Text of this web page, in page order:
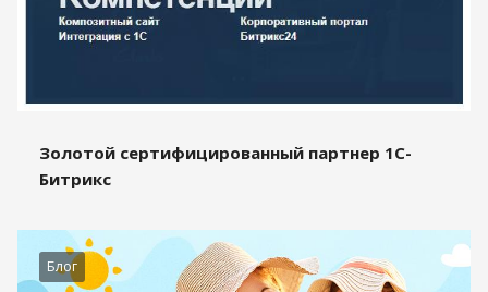
Золотой сертифицированный партнер 1С-
Битрикс
Блог